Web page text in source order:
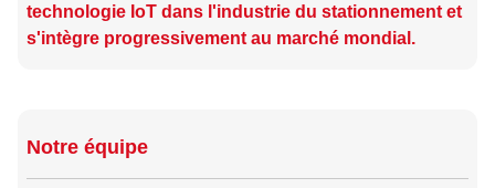
technologie IoT dans l'industrie du stationnement et
s'intègre progressivement au marché mondial.
Notre équipe